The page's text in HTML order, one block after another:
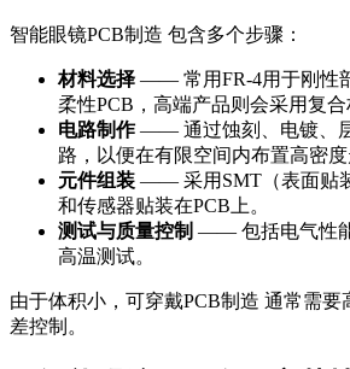
智能眼镜PCB制造 包含多个步骤：
材料选择 —— 常用FR-4用于刚性
柔性PCB，高端产品则会采用复合
电路制作—— 通过蚀刻、电镀、
路，以便在有限空间内布置高密度
元件组装 —— 采用SMT（表面贴
和传感器贴装在PCB上。
测试与质量控制 —— 包括电气性
高温测试。
由于体积小，可穿戴PCB制造 通常需
差控制。